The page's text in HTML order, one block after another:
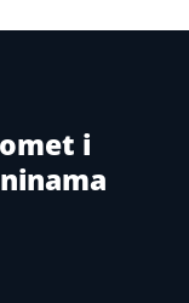
i